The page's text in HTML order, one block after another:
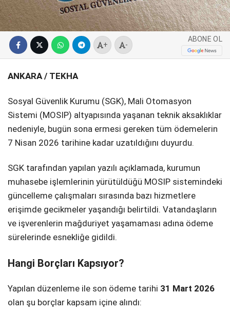
WhatsApp İhbar
Hattı
Instagram
Youtube
SERVISLER
+ -
ABONE OL
ANKARA / TEKHA
Sosyal Güvenlik Kurumu (SGK), Mali Otomasyon
Sistemi (MOSIP) altyapısında yaşanan teknik aksaklıklar
nedeniyle, bugün sona ermesi gereken tüm ödemelerin
7 Nisan 2026 tarihine kadar uzatıldığını duyurdu.
SGK tarafından yapılan yazılı açıklamada, kurumun
muhasebe işlemlerinin yürütüldüğü MOSIP sistemindeki
güncelleme çalışmaları sırasında bazı hizmetlere
erişimde gecikmeler yaşandığı belirtildi. Vatandaşların
ve işverenlerin mağduriyet yaşamaması adına ödeme
sürelerinde esnekliğe gidildi.
Hangi Borçları Kapsıyor?
Yapılan düzenleme ile son ödeme tarihi 31 Mart 2026
olan şu borçlar kapsam içine alındı: